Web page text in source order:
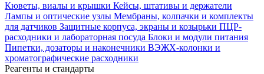
Кюветы, виалы и крышки Кейсы, штативы и держатели
Лампы и оптические узлы Мембраны, колпачки и комплекты
для датчиков Защитные корпуса, экраны и козырьки ПЦР-
расходники и лабораторная посуда Блоки и модули питания
Пипетки, дозаторы и наконечники ВЭЖХ-колонки и
хроматографические расходники
Реагенты и стандарты